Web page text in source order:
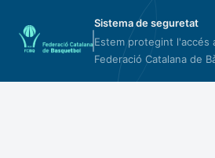
Sistema de seguretat
Estem protegint l'accés
Federació Catalana de